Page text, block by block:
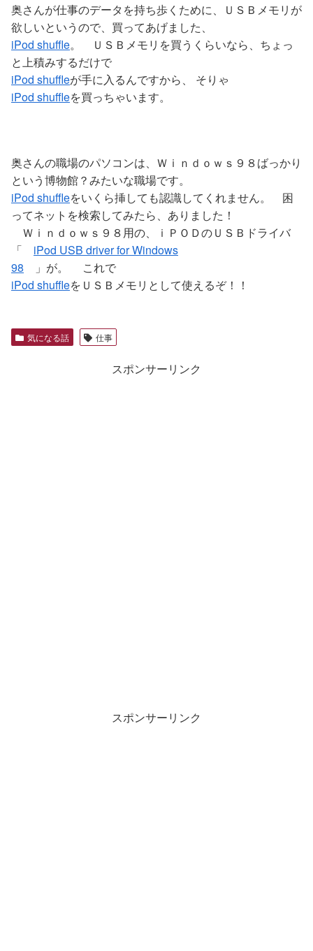
奥さんが仕事のデータを持ち歩くために、ＵＳＢメモリが
欲しいというので、買ってあげました、
iPod shuffle。 ＵＳＢメモリを買うくらいなら、ちょっ
と上積みするだけで
iPod shuffleが手に入るんですから、 そりゃ
iPod shuffleを買っちゃいます。
奥さんの職場のパソコンは、Ｗｉｎｄｏｗｓ９８ばっかり
という博物館？みたいな職場です。
iPod shuffleをいくら挿しても認識してくれません。 困
ってネットを検索してみたら、ありました！
Ｗｉｎｄｏｗｓ９８用の、ｉＰＯＤのＵＳＢドライバ
「 iPod USB driver for Windows
98 」が。 これで
iPod shuffleをＵＳＢメモリとして使えるぞ！！
気になる話 仕事
スポンサーリンク
スポンサーリンク